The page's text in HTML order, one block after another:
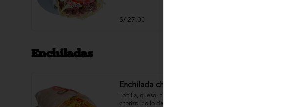
S/ 27.00
Enchiladas
Enchilada chacarera
Tortilla, queso, pollo deshilachado,
chorizo, pollo deshilachado, pavo,